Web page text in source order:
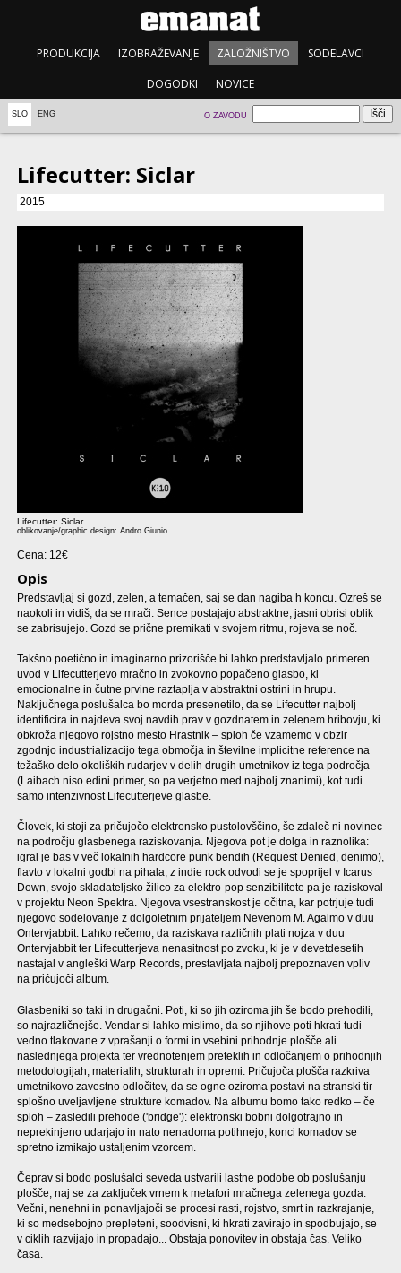
PRODUKCIJA IZOBRAŽEVANJE ZALOŽNIŠTVO SODELAVCI
DOGODKI NOVICE
SLO ENG O ZAVODU
Lifecutter: Siclar
2015
Lifecutter: Siclar
oblikovanje/graphic design: Andro Giunio
Cena: 12€
Opis
Predstavljaj si gozd, zelen, a temačen, saj se dan nagiba h koncu. Ozreš se
naokoli in vidiš, da se mrači. Sence postajajo abstraktne, jasni obrisi oblik
se zabrisujejo. Gozd se prične premikati v svojem ritmu, rojeva se noč.
Takšno poetično in imaginarno prizorišče bi lahko predstavljalo primeren
uvod v Lifecutterjevo mračno in zvokovno popačeno glasbo, ki
emocionalne in čutne prvine raztaplja v abstraktni ostrini in hrupu.
Naključnega poslušalca bo morda presenetilo, da se Lifecutter najbolj
identificira in najdeva svoj navdih prav v gozdnatem in zelenem hribovju, ki
obkroža njegovo rojstno mesto Hrastnik – sploh če vzamemo v obzir
zgodnjo industrializacijo tega območja in številne implicitne reference na
težaško delo okoliških rudarjev v delih drugih umetnikov iz tega področja
(Laibach niso edini primer, so pa verjetno med najbolj znanimi), kot tudi
samo intenzivnost Lifecutterjeve glasbe.
Človek, ki stoji za pričujočo elektronsko pustolovščino, še zdaleč ni novinec
na področju glasbenega raziskovanja. Njegova pot je dolga in raznolika:
igral je bas v več lokalnih hardcore punk bendih (Request Denied, denimo),
flavto v lokalni godbi na pihala, z indie rock odvodi se je spoprijel v Icarus
Down, svojo skladateljsko žilico za elektro-pop senzibilitete pa je raziskoval
v projektu Neon Spektra. Njegova vsestranskost je očitna, kar potrjuje tudi
njegovo sodelovanje z dolgoletnim prijateljem Nevenom M. Agalmo v duu
Ontervjabbit. Lahko rečemo, da raziskava različnih plati nojza v duu
Ontervjabbit ter Lifecutterjeva nenasitnost po zvoku, ki je v devetdesetih
nastajal v angleški Warp Records, prestavljata najbolj prepoznaven vpliv
na pričujoči album.
Glasbeniki so taki in drugačni. Poti, ki so jih oziroma jih še bodo prehodili,
so najrazličnejše. Vendar si lahko mislimo, da so njihove poti hkrati tudi
vedno tlakovane z vprašanji o formi in vsebini prihodnje plošče ali
naslednjega projekta ter vrednotenjem preteklih in odločanjem o prihodnjih
metodologijah, materialih, strukturah in opremi. Pričujoča plošča razkriva
umetnikovo zavestno odločitev, da se ogne oziroma postavi na stranski tir
splošno uveljavljene strukture komadov. Na albumu bomo tako redko – če
sploh – zasledili prehode ('bridge'): elektronski bobni dolgotrajno in
neprekinjeno udarjajo in nato nenadoma potihnejo, konci komadov se
spretno izmikajo ustaljenim vzorcem.
Čeprav si bodo poslušalci seveda ustvarili lastne podobe ob poslušanju
plošče, naj se za zaključek vrnem k metafori mračnega zelenega gozda.
Večni, nenehni in ponavljajoči se procesi rasti, rojstvo, smrt in razkrajanje,
ki so medsebojno prepleteni, soodvisni, ki hkrati zavirajo in spodbujajo, se
v ciklih razvijajo in propadajo... Obstaja ponovitev in obstaja čas. Veliko
časa.